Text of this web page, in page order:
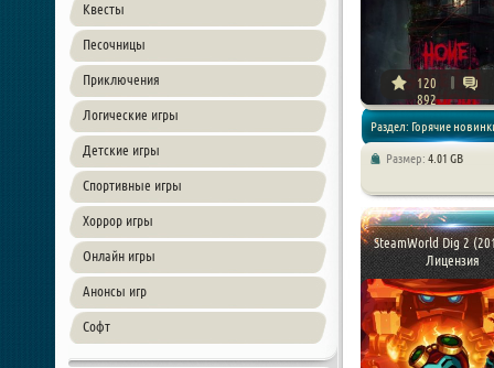
Квесты
Песочницы
Приключения
Логические игры
Детские игры
Спортивные игры
Хоррор игры
Онлайн игры
Анонсы игр
Софт
120
892
Раздел: Горячие
Размер: 4.01 GB
SteamWorld Dig 2
Лицензия